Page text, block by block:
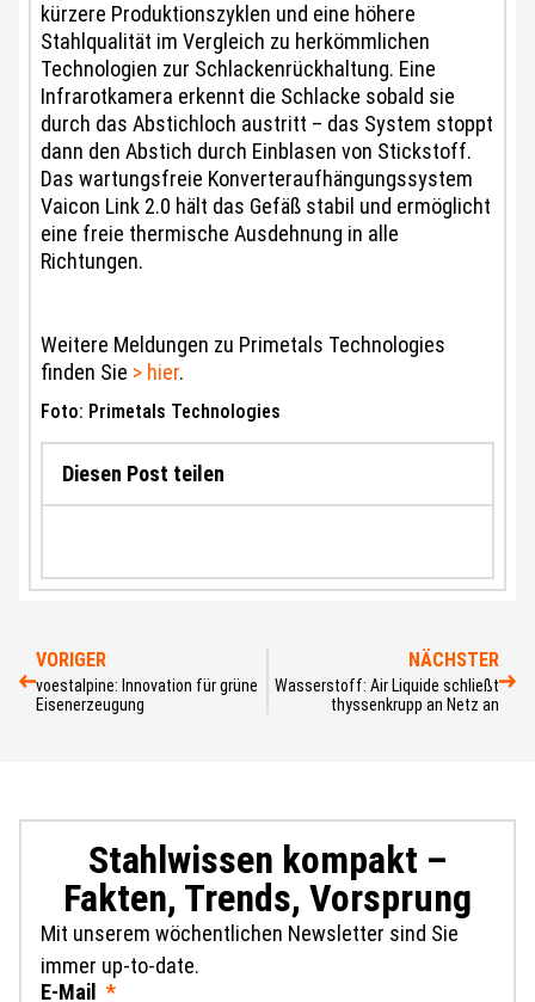
kürzere Produktionszyklen und eine höhere
Stahlqualität im Vergleich zu herkömmlichen
Technologien zur Schlackenrückhaltung. Eine
Infrarotkamera erkennt die Schlacke sobald sie
durch das Abstichloch austritt – das System stoppt
dann den Abstich durch Einblasen von Stickstoff.
Das wartungsfreie Konverteraufhängungssystem
Vaicon Link 2.0 hält das Gefäß stabil und ermöglicht
eine freie thermische Ausdehnung in alle
Richtungen.
Weitere Meldungen zu Primetals Technologies
finden Sie > hier.
Foto: Primetals Technologies
Diesen Post teilen
VORIGER
voestalpine: Innovation für grüne
Eisenerzeugung
NÄCHSTER
Wasserstoff: Air Liquide schließt
thyssenkrupp an Netz an
Stahlwissen kompakt –
Fakten, Trends, Vorsprung
Mit unserem wöchentlichen Newsletter sind Sie
immer up-to-date.
E-Mail